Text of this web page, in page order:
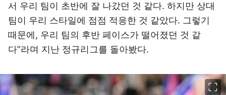
서 우리 팀이 초반에 잘 나갔던 것 같다. 하지만 상대
팀이 우리 스타일에 점점 적응한 것 같았다. 그렇기
때문에, 우리 팀의 후반 페이스가 떨어졌던 것 같
다”라며 지난 정규리그를 돌아봤다.